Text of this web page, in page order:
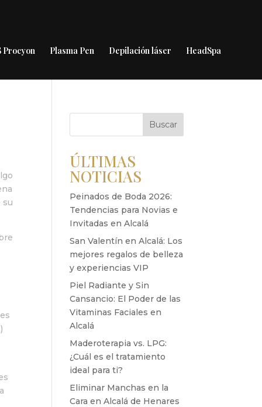
Procyon Plasma Pen Depilación láser
HeadSpa
su
Buscar
ÚLTIMAS
NOTICIAS
Peinados de Boda 2026:
Tendencias para Novias e
Invitadas en Alcalá
San Valentín en Alcalá: Los
mejores regalos de belleza
y experiencias VIP
Piel Radiante y Sin
Cansancio: El Poder de las
Vitaminas Faciales en
Alcalá
Maderoterapia vs. LPG:
¿Cuál es el tratamiento
ideal para ti?
Eliminar Manchas en la
Cara en Alcalá de Henares